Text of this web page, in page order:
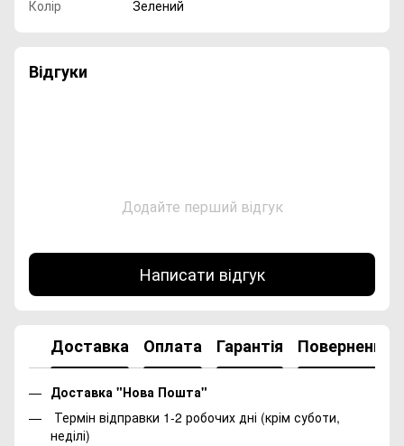
Колір
Зелений
Відгуки
Додайте перший відгук
Написати відгук
Доставка Оплата Гарантія Повернення
Доставка "Нова Пошта"
Термін відправки 1-2 робочих дні (крім суботи,
неділі)